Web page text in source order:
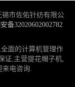
锡市佐佑针纺有限公
备32020602002782
面的计算机管理作
证,主营提花帽子机,
来电咨询.